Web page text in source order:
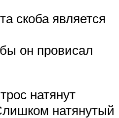
скоба является
он провисал
натянут
натянутый